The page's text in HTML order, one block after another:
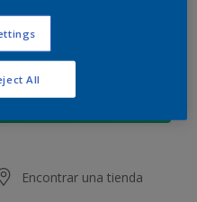
de deseos
Encontrar una tienda
All